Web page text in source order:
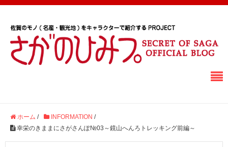
ホーム / INFORMATION /
幸栄のきままにさがさんぽ№03～鏡山へんろトレッキング前編～